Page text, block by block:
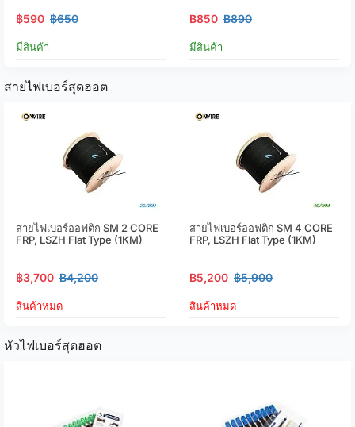
฿590 ฿650
มีสินค้า
฿850 ฿890
มีสินค้า
สายไฟเบอร์สุดฮอต
สายไฟเบอร์ออฟติก SM 2 CORE
FRP, LSZH Flat Type (1KM)
฿3,700 ฿4,200
สินค้าหมด
สายไฟเบอร์ออฟติก SM 4 CORE
FRP, LSZH Flat Type (1KM)
฿5,200 ฿5,900
สินค้าหมด
หัวไฟเบอร์สุดฮอต